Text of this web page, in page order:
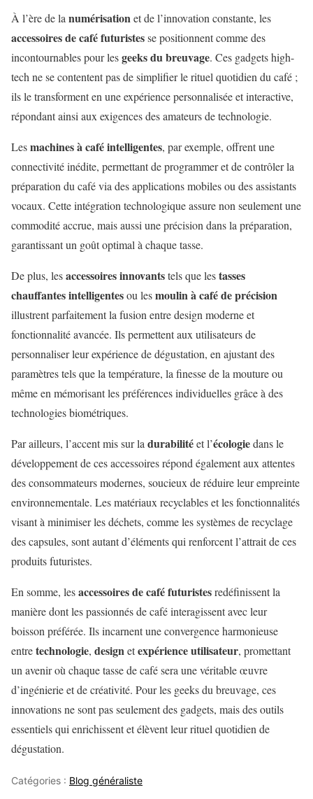
À l’ère de la numérisationet de l’innovation constante, les
accessoires de café futuristesse positionnent comme des
incontournables pour lesgeeks du breuvage. Ces gadgets high-
tech ne se contentent pas de simplifier le rituel quotidien du café ;
ils le transforment en une expérience personnalisée et interactive,
répondant ainsi aux exigences des amateurs de technologie.
Lesmachines à café intelligentes, par exemple, offrent une
connectivité inédite, permettant de programmer et de contrôler la
préparation du café via des applications mobiles ou des assistants
vocaux. Cette intégration technologique assure non seulement une
commodité accrue, mais aussi une précision dans la préparation,
garantissant un goût optimal à chaque tasse.
De plus, lesaccessoires innovantstels que lestasses
chauffantes intelligentesou lesmoulin à café de précision
illustrent parfaitement la fusion entre design moderne et
fonctionnalité avancée. Ils permettent aux utilisateurs de
personnaliser leur expérience de dégustation, en ajustant des
paramètres tels que la température, la finesse de la mouture ou
même en mémorisant les préférences individuelles grâce à des
technologies biométriques.
Par ailleurs, l’accent mis sur la durabilitéet l’écologiedans le
développement de ces accessoires répond également aux attentes
des consommateurs modernes, soucieux de réduire leur empreinte
environnementale. Les matériaux recyclables et les fonctionnalités
visant à minimiser les déchets, comme les systèmes de recyclage
des capsules, sont autant d’éléments qui renforcent l’attrait de ces
produits futuristes.
En somme, lesaccessoires de café futuristesredéfinissent la
manière dont les passionnés de café interagissent avec leur
boisson préférée. Ils incarnent une convergence harmonieuse
entretechnologie, designetexpérience utilisateur, promettant
un avenir où chaque tasse de café sera une véritable œuvre
d’ingénierie et de créativité. Pour les geeks du breuvage, ces
innovations ne sont pas seulement des gadgets, mais des outils
essentiels qui enrichissent et élèvent leur rituel quotidien de
dégustation.
Catégories : Blog généraliste